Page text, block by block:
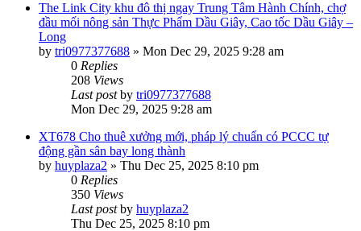
The Link City khu đô thị ngay Trung Tâm Hành Chính, chợ
đầu mối nông sản Thực Phẩm Dầu Giây, Cao tốc Dầu Giây –
Long
by tri0977377688 » Mon Dec 29, 2025 9:28 am
0 Replies
208 Views
Last postby tri0977377688
Mon Dec 29, 2025 9:28 am
XT678 Cho thuê xưởng mới, pháp lý chuẩn có PCCC tự
động gần sân bay long thành
by huyplaza2 » Thu Dec 25, 2025 8:10 pm
0 Replies
350 Views
Last postby huyplaza2
Thu Dec 25, 2025 8:10 pm